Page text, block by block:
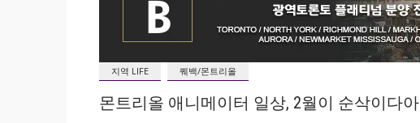
지역 LIFE 퀘백/몬트리올
몬트리올 애니메이터 일상, 2월이 순삭이다아